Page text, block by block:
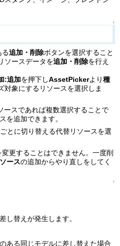
↑
る追加・削除ボタンを選択すること
ソースデータを追加・削除を行え
:追加を押下しAssetPickerより種
対象にするリソースを選択しま
ースであれば複数選択することで
を追加できます。
とに切り替える代替リソースを選
変更することはできません。一度削
ースの追加からやり直しをしてく
↑
し替えが発生します。
ある同じモデルに差し替えた場合